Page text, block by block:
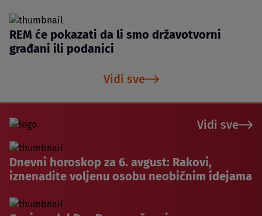
REM će pokazati da li smo državotvorni
građani ili podanici
Vidi sve
Vidi sve
Dnevni horoskop za 6. avgust: Rakovi,
iznenadite voljenu osobu neobičnim idejama